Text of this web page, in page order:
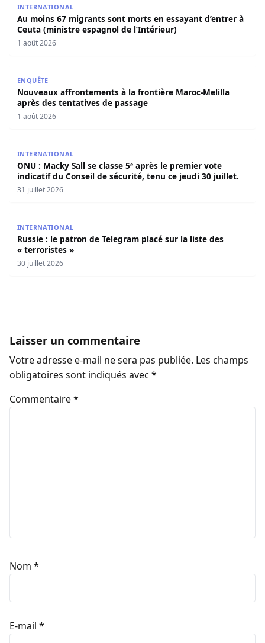
INTERNATIONAL
Au moins 67 migrants sont morts en essayant d’entrer à
Ceuta (ministre espagnol de l’Intérieur)
1 août 2026
ENQUÊTE
Nouveaux affrontements à la frontière Maroc-Melilla
après des tentatives de passage
1 août 2026
INTERNATIONAL
ONU : Macky Sall se classe 5ᵉ après le premier vote
indicatif du Conseil de sécurité, tenu ce jeudi 30 juillet.
31 juillet 2026
INTERNATIONAL
Russie : le patron de Telegram placé sur la liste des
« terroristes »
30 juillet 2026
Laisser un commentaire
Votre adresse e-mail ne sera pas publiée. Les champs
obligatoires sont indiqués avec *
Commentaire*
Nom *
E-mail *